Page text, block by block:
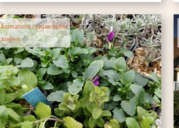
Essonne (91)
Hauts-de-Seine (92)
Paris (75)
Seine-et-Marne (77)
Seine-Saint-Denis (93)
Test-tag-event
Val-d’Oise (95)
Val-de-Marne (94)
Animations / Jeune public
Ateliers